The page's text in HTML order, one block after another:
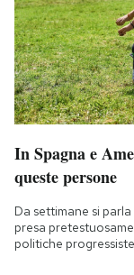
In Spagna e
queste persone
Da settimane si
presa
politiche progressiste